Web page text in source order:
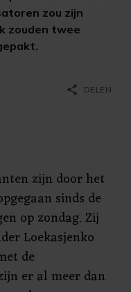
zou zijn
zouden twee
share DELEN
zijn door het
sinds de
op zondag. Zij
Loekasjenko
de
er al meer dan